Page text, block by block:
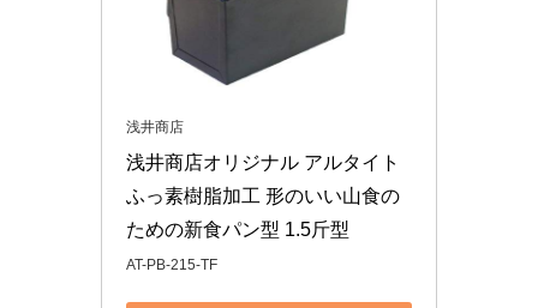
浅井商店
浅井商店オリジナル アルタイト
ふっ素樹脂加工 形のいい山食の
ための新食パン型 1.5斤型
AT-PB-215-TF